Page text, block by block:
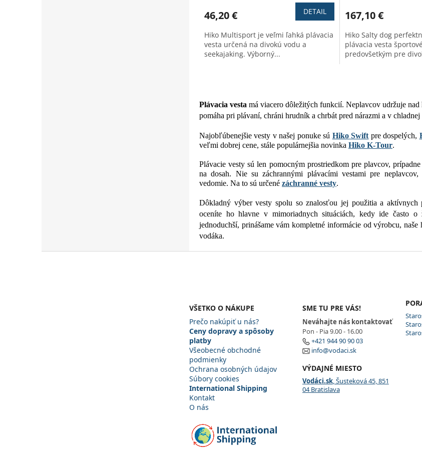
je
z
5
hviezdičiek.
46,20 € DETAIL
Hiko Multisport je veľmi ľahká plávacia
vesta určená na divokú vodu a
seekajaking. Výborný...
je
z
5
hviezdičiek.
167,10 €
Hiko Salty dog
plávacia vesta
predovšetkým pre
á
d
c
p
r
y
v
ý
p
s
Plávacia vesta má viacero dôležitých funkcií. Neplavcov udržuje
pomáha pri plávaní, chráni hrudník a chrbát pred nárazmi a v
Najobľúbenejšie vesty v našej ponuke sú Hiko Swift pre dospelých,
veľmi dobrej cene, stále populárnejšia novinka Hiko K-Tour.
Plávacie vesty sú len pomocným prostriedkom pre plavcov,
na dosah. Nie su záchrannými plávacími vestami pre
vedomie. Na to sú určené záchranné vesty.
Dôkladný výber vesty spolu so znalosťou jej použitia a
oceníte ho hlavne v mimoriadnych situáciách, kedy ide často
jednoduchší, prinášame vám kompletné informácie od výrobcu, naše
vodáka.
VŠETKO O NÁKUPE
Prečo nakúpiť u nás?
Ceny dopravy a spôsoby
platby
Všeobecné obchodné
podmienky
Ochrana osobných údajov
Súbory cookies
International Shipping
Kontakt
O nás
SME TU PRE VÁS!
Neváhajte nás kontaktovať
Pon - Pia 9.00 - 16.00
+421 944 90 90 03
info@vodaci.sk
VÝDAJNÉ MIESTO
Vodáci.sk, Šusteková 45, 851
04 Bratislava